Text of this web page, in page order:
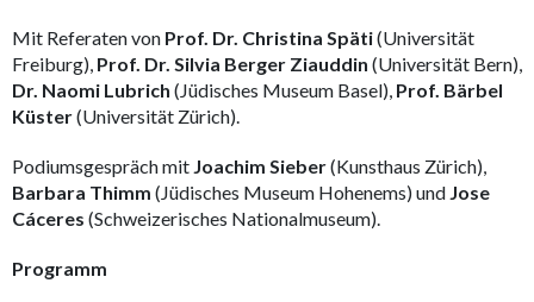
Mit Referaten von Prof. Dr. Christina Späti(Universität
Freiburg), Prof. Dr. Silvia Berger Ziauddin (Universität Bern),
Dr. Naomi Lubrich (Jüdisches Museum Basel), Prof. Bärbel
Küster(Universität Zürich).
Podiumsgespräch mit Joachim Sieber(Kunsthaus Zürich),
Barbara Thimm (Jüdisches Museum Hohenems) und Jose
Cáceres (Schweizerisches Nationalmuseum).
Programm